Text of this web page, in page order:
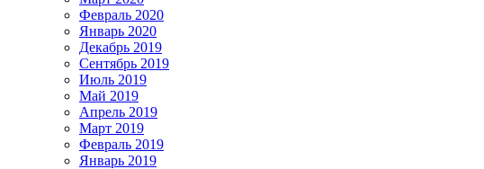
Февраль 2020
Январь 2020
Декабрь 2019
Сентябрь 2019
Июль 2019
Май 2019
Апрель 2019
Март 2019
Февраль 2019
Январь 2019